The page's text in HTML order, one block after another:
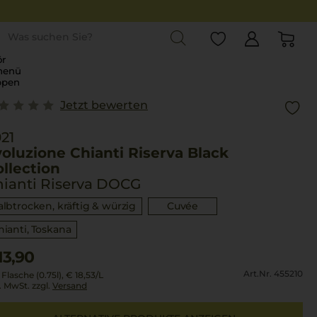
Jetzt bewerten
Chianti Riserva Black
Riserva DOCG
kräftig & würzig
Cuvée
Toskana
(0.75l), € 18,53/L
MwSt. zzgl. Versand
Art.Nr. 455210